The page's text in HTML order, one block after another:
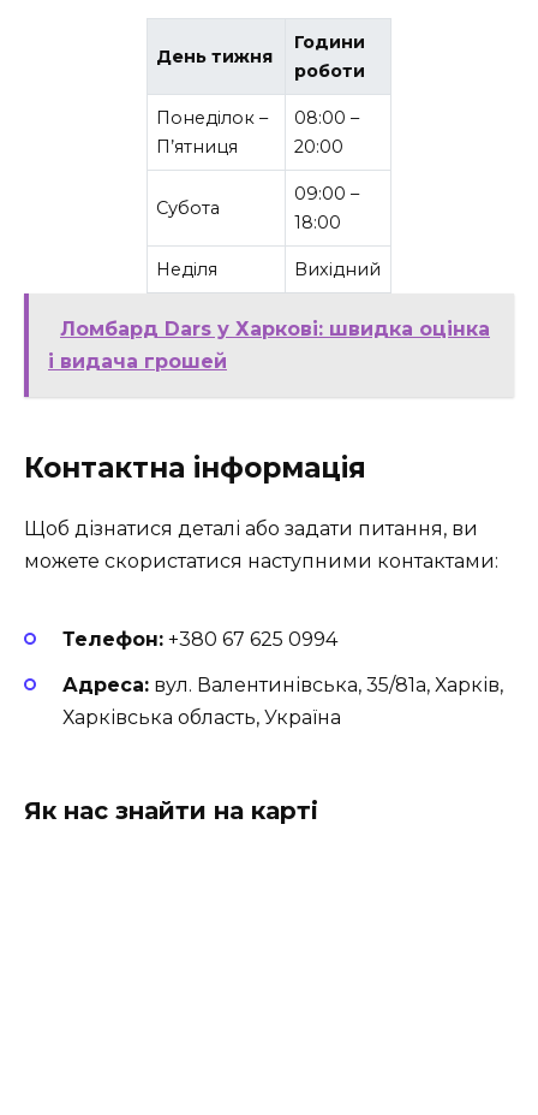
День тижня
Години
роботи
Понеділок –
П’ятниця
08:00 –
20:00
Субота
09:00 –
18:00
Неділя Вихідний
Ломбард Dars у Харкові: швидка оцінка
і видача грошей
Контактна інформація
Щоб дізнатися деталі або задати питання, ви
можете скористатися наступними контактами:
Телефон: +380 67 625 0994
Адреса: вул. Валентинівська, 35/81а, Харків,
Харківська область, Україна
Як нас знайти на карті